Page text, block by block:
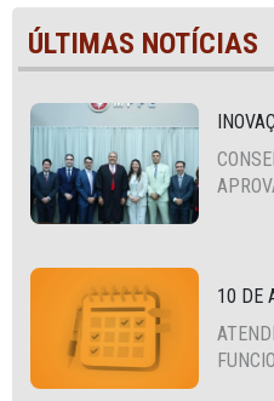
ÚLTIMAS NOTÍCIAS
10 DE